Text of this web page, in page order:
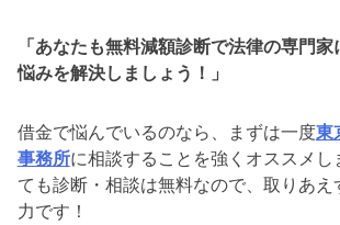
「あなたも無料減額診断で法律の専門
悩みを解決しましょう！」
借金で悩んでいるのなら、まずは一度東
事務所に相談することを強くオススメし
ても診断・相談は無料なので、取りあえ
力です！